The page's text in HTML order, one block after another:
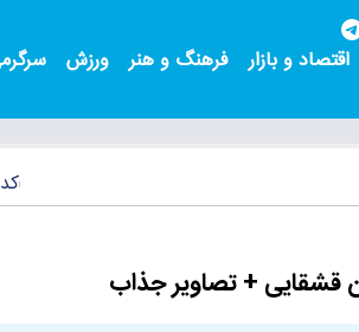
اقتصاد و بازار فرهنگ و هنر ورزش
قشقایی + تصاویر جذاب